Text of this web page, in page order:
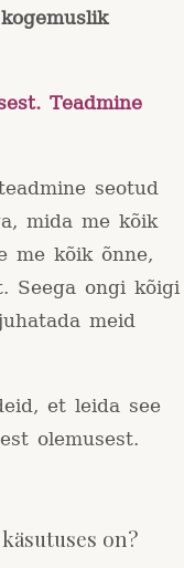
Teadmine
seotud
mida me kõik
me kõik õnne,
Seega ongi kõigi
meid
et leida see
olemusest.
on?